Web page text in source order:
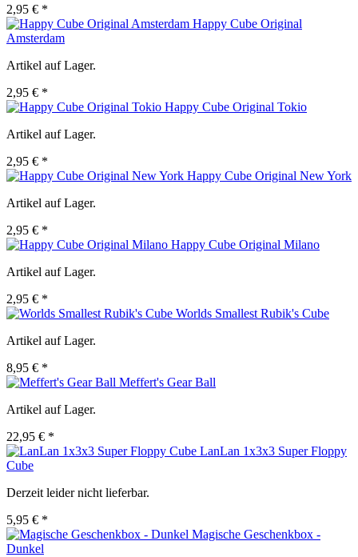
2,95 € *
Happy Cube Original
Amsterdam
Artikel auf Lager.
2,95 € *
Happy Cube Original Tokio
Artikel auf Lager.
2,95 € *
Happy Cube Original New York
Artikel auf Lager.
2,95 € *
Happy Cube Original Milano
Artikel auf Lager.
2,95 € *
Worlds Smallest Rubik's Cube
Artikel auf Lager.
8,95 € *
Meffert's Gear Ball
Artikel auf Lager.
22,95 € *
LanLan 1x3x3 Super Floppy
Cube
Derzeit leider nicht lieferbar.
5,95 € *
Magische Geschenkbox -
Dunkel